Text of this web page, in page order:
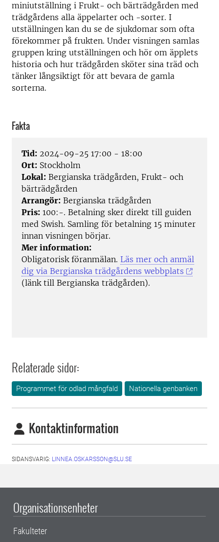
miniutställning i Frukt- och bärträdgården med
trädgårdens alla äppelarter och -sorter. I
utställningen kan du se de sjukdomar som ofta
förekommer på frukten. Under visningen samlas
gruppen kring utställningen och hör om äpplets
historia och hur trädgården sköter sina träd och
tänker långsiktigt för att bevara de gamla
sorterna.
Fakta
Tid: 2024-09-25 17:00 - 18:00
Ort: Stockholm
Lokal: Bergianska trädgården, Frukt- och
bärträdgården
Arrangör: Bergianska trädgården
Pris: 100:-. Betalning sker direkt till guiden
med Swish. Samling för betalning 15 minuter
innan visningen börjar.
Mer information:
Obligatorisk föranmälan. Läs mer och anmäl
dig via Bergianska trädgårdens webbplats
(länk till Bergianska trädgården).
Relaterade sidor:
Programmet för odlad mångfald Nationella genbanken
Kontaktinformation
SIDANSVARIG: LINNEA.OSKARSSON@SLU.SE
Organisationsenheter
Fakulteter